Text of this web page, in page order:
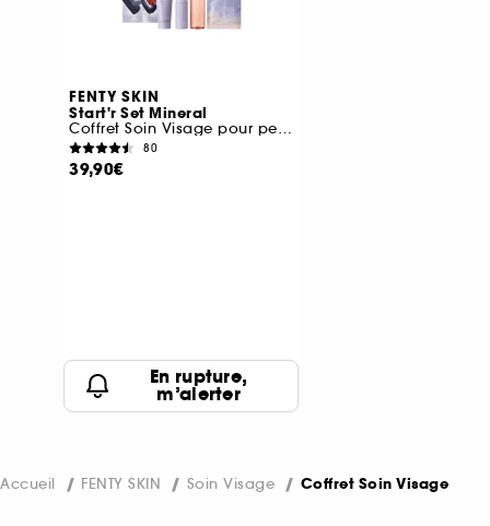
FENTY SKIN
Start'r Set Mineral
Coffret Soin Visage pour peau normale à grasse
80
39,90€
En rupture,
m’alerter
Accueil FENTY SKIN Soin Visage Coffret Soin Visage